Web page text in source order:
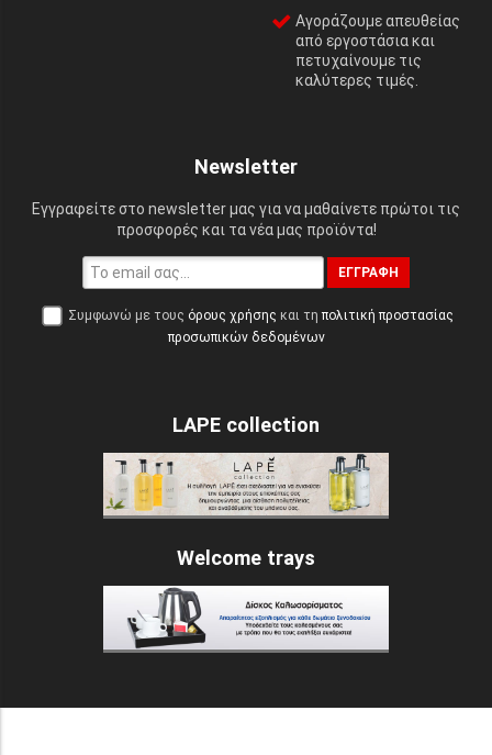
Αγοράζουμε απευθείας
από εργοστάσια και
πετυχαίνουμε τις
καλύτερες τιμές.
Newsletter
Εγγραφείτε στο newsletter μας για να μαθαίνετε πρώτοι τις
προσφορές και τα νέα μας προϊόντα!
ΕΓΓΡΑΦΉ
Συμφωνώ με τους όρους χρήσης και τη πολιτική προστασίας
προσωπικών δεδομένων
LAPE collection
Welcome trays